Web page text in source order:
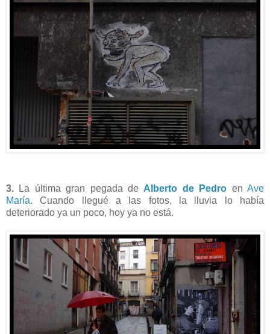
3. La última gran pegada de Alberto de Pedro enAve
María. Cuando llegué a las fotos, la lluvia lo había
deteriorado ya un poco, hoy ya no está.